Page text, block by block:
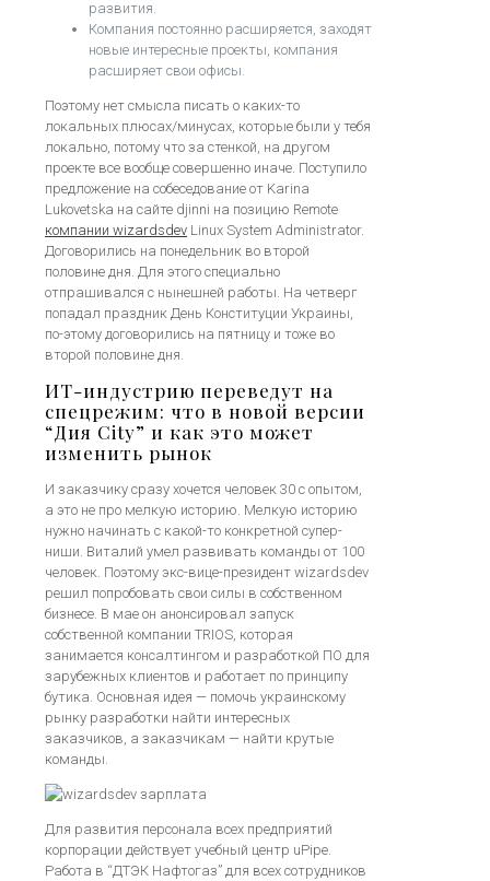
развития.
Компания постоянно расширяется, заходят
новые интересные проекты, компания
расширяет свои офисы.
Поэтому нет смысла писать о каких-то
локальных плюсах/минусах, которые были у тебя
локально, потому что за стенкой, на другом
проекте все вообще совершенно иначе. Поступило
предложение на собеседование от Karina
Lukovetska на сайте djinni на позицию Remote
компании wizardsdev Linux System Administrator.
Договорились на понедельник во второй
половине дня. Для этого специально
отпрашивался с нынешней работы. На четверг
попадал праздник День Конституции Украины,
по-этому договорились на пятницу и тоже во
второй половине дня.
ИТ-индустрию переведут на
спецрежим: что в новой версии
“Дия City” и как это может
изменить рынок
И заказчику сразу хочется человек 30 с опытом,
а это не про мелкую историю. Мелкую историю
нужно начинать с какой-то конкретной супер-
ниши. Виталий умел развивать команды от 100
человек. Поэтому экс-вице-президент wizardsdev
решил попробовать свои силы в собственном
бизнесе. В мае он анонсировал запуск
собственной компании TRIOS, которая
занимается консалтингом и разработкой ПО для
зарубежных клиентов и работает по принципу
бутика. Основная идея — помочь украинскому
рынку разработки найти интересных
заказчиков, а заказчикам — найти крутые
команды.
Для развития персонала всех предприятий
корпорации действует учебный центр uPipe.
Работа в “ДТЭК Нафтогаз” для всех сотрудников